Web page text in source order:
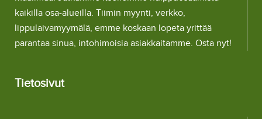
kaikilla osa-alueilla. Tiimin myynti, verkko,
lippulaivamyymälä, emme koskaan lopeta yrittää
parantaa sinua, intohimoisia asiakkaitamme. Osta nyt!
Tietosivut